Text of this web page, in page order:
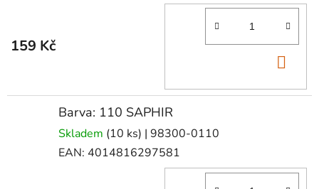
159 Kč
Barva: 110 SAPHIR
Skladem (10 ks) | 98300-0110
EAN: 4014816297581